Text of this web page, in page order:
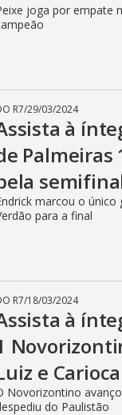
joga por empate
R7/29/03/2024
à
Palmeiras
marcou o
para a final
R7/18/03/2024
à
e Carioca
Novorizontino
do Paulistão